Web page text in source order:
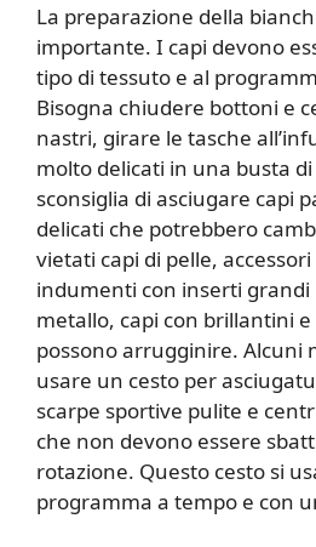
La preparazione della
importante. I capi devono
tipo di tessuto e al
Bisogna chiudere bottoni e
nastri, girare le tasche
molto delicati in una busta
sconsiglia di asciugare capi
delicati che potrebbero
vietati capi di pelle,
indumenti con inserti grandi
metallo, capi con brillantini
possono arrugginire. Alcuni
usare un cesto per
scarpe sportive pulite e
che non devono essere
rotazione. Questo cesto si
programma a tempo e con